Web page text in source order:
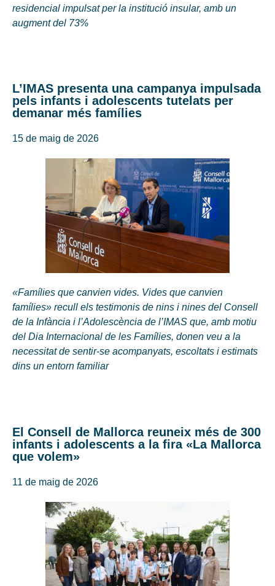
residencial impulsat per la institució insular, amb un
augment del 73%
L’IMAS presenta una campanya impulsada
pels infants i adolescents tutelats per
demanar més famílies
15 de maig de 2026
«Famílies que canvien vides. Vides que canvien
famílies» recull els testimonis de nins i nines del Consell
de la Infància i l’Adolescència de l’IMAS que, amb motiu
del Dia Internacional de les Famílies, donen veu a la
necessitat de sentir-se acompanyats, escoltats i estimats
dins un entorn familiar
El Consell de Mallorca reuneix més de 300
infants i adolescents a la fira «La Mallorca
que volem»
11 de maig de 2026